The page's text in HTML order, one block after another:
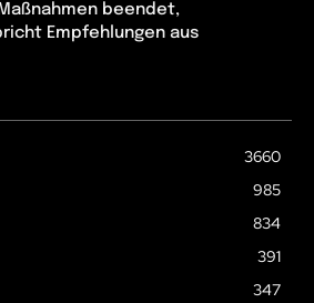
beendet,
Empfehlungen aus
3660
985
834
391
347